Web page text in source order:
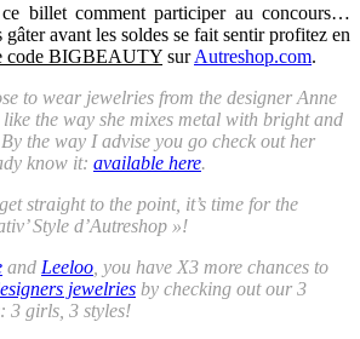
billet comment participer au concours…
avant les soldes se fait sentir profitez en
code BIGBEAUTY surAutreshop.com.
to wear jewelries from the designer Anne
the way she mixes metal with bright and
the way I advise you go check out her
know it: available here.
straight to the point, it’s time for the
Style d’Autreshop »!
and Leeloo , you have X3 more chances to
jewelries by checking out our 3
3 girls, 3 styles!